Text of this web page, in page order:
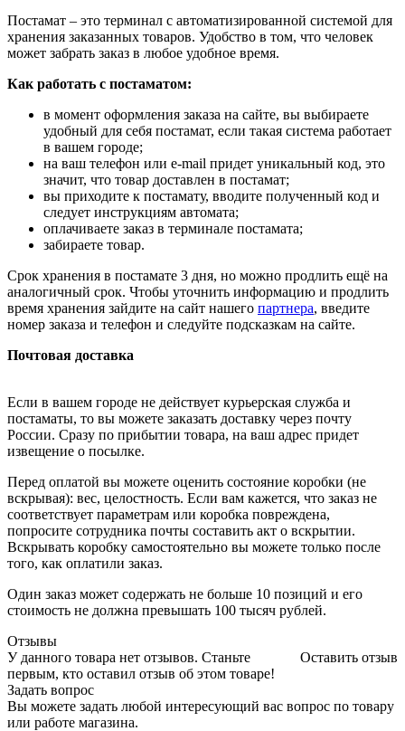
Постамат – это терминал с автоматизированной системой для
хранения заказанных товаров. Удобство в том, что человек
может забрать заказ в любое удобное время.
Как работать с постаматом:
в момент оформления заказа на сайте, вы выбираете
удобный для себя постамат, если такая система работает
в вашем городе;
на ваш телефон или e-mail придет уникальный код, это
значит, что товар доставлен в постамат;
вы приходите к постамату, вводите полученный код и
следует инструкциям автомата;
оплачиваете заказ в терминале постамата;
забираете товар.
Срок хранения в постамате 3 дня, но можно продлить ещё на
аналогичный срок. Чтобы уточнить информацию и продлить
время хранения зайдите на сайт нашего партнера, введите
номер заказа и телефон и следуйте подсказкам на сайте.
Почтовая доставка
Если в вашем городе не действует курьерская служба и
постаматы, то вы можете заказать доставку через почту
России. Сразу по прибытии товара, на ваш адрес придет
извещение о посылке.
Перед оплатой вы можете оценить состояние коробки (не
вскрывая): вес, целостность. Если вам кажется, что заказ не
соответствует параметрам или коробка повреждена,
попросите сотрудника почты составить акт о вскрытии.
Вскрывать коробку самостоятельно вы можете только после
того, как оплатили заказ.
Один заказ может содержать не больше 10 позиций и его
стоимость не должна превышать 100 тысяч рублей.
Отзывы
Оставить отзыв
У данного товара нет отзывов. Станьте
первым, кто оставил отзыв об этом товаре!
Задать вопрос
Вы можете задать любой интересующий вас вопрос по товару
или работе магазина.